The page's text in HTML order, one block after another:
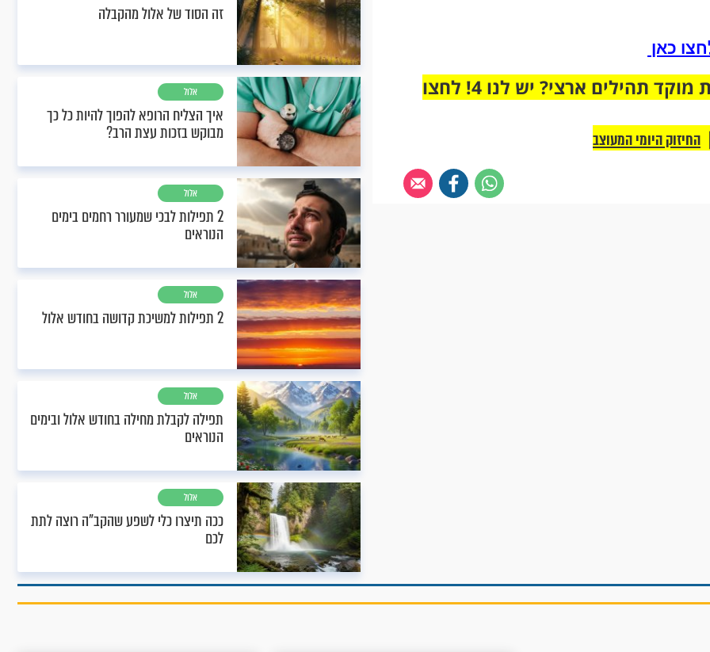
כאן
מחוברים רק לקבוצת ווטסאפ אחת מבית מוקד תהילים ארצי? יש לנו 4! לחצו
החיזוק היומי המעוצב
זה הסוד של אלול מהקבלה
אלול
איך הצליח הרופא להפוך להיות כל כך
מבוקש בזכות עצת הרב?
אלול
2 תפילות לבכי שמעורר רחמים בימים
הנוראים
אלול
2 תפילות למשיכת קדושה בחודש אלול
אלול
תפילה לקבלת מחילה בחודש אלול ובימים
הנוראים
אלול
ככה תיצרו כלי לשפע שהקב"ה רוצה לתת
לכם